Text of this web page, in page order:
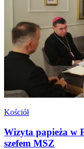
Kościół
Wizyta papieża w
szefem MSZ